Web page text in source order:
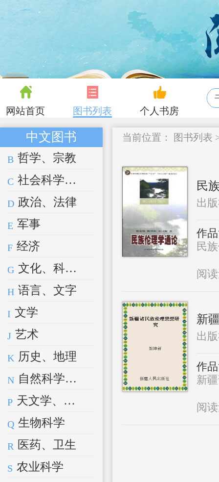
网站首页 图书列表 个人书房
中文图书
B 哲学、宗教
C 社会科学总论
D 政治、法律
E 军事
F 经济
G 文化、科学、教育、体育
H 语言、文字
I 文学
J 艺术
K 历史、地理
N 自然科学总论
P 天文学、地球科学
Q 生物科学
R 医药、卫生
S 农业科学
当前位置： 图书列表
民
出
作
民
阅
新
出
作
新
阅